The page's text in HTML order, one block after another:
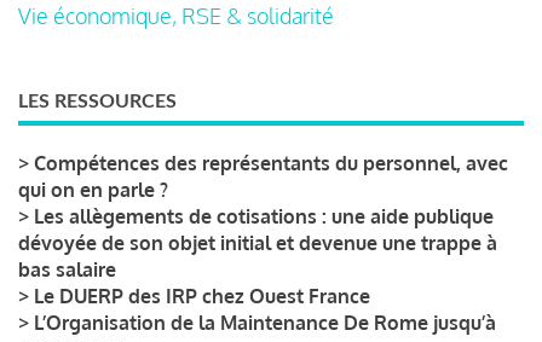
Vie économique, RSE & solidarité
LES RESSOURCES
> Compétences des représentants du personnel, avec
qui on en parle ?
> Les allègements de cotisations : une aide publique
dévoyée de son objet initial et devenue une trappe à
bas salaire
> Le DUERP des IRP chez Ouest France
> L’Organisation de la Maintenance De Rome jusqu’à